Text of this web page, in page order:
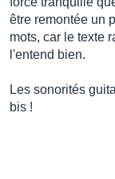
être remontée un
mots, car le texte
l'entend bien.
Les sonorités
bis !